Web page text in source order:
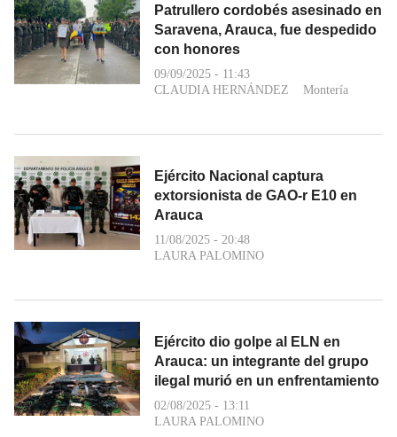
Patrullero cordobés asesinado en
Saravena, Arauca, fue despedido
con honores
09/09/2025 - 11:43
CLAUDIA HERNÁNDEZ
Montería
Ejército Nacional captura
extorsionista de GAO-r E10 en
Arauca
11/08/2025 - 20:48
LAURA PALOMINO
Ejército dio golpe al ELN en
Arauca: un integrante del grupo
ilegal murió en un enfrentamiento
02/08/2025 - 13:11
LAURA PALOMINO